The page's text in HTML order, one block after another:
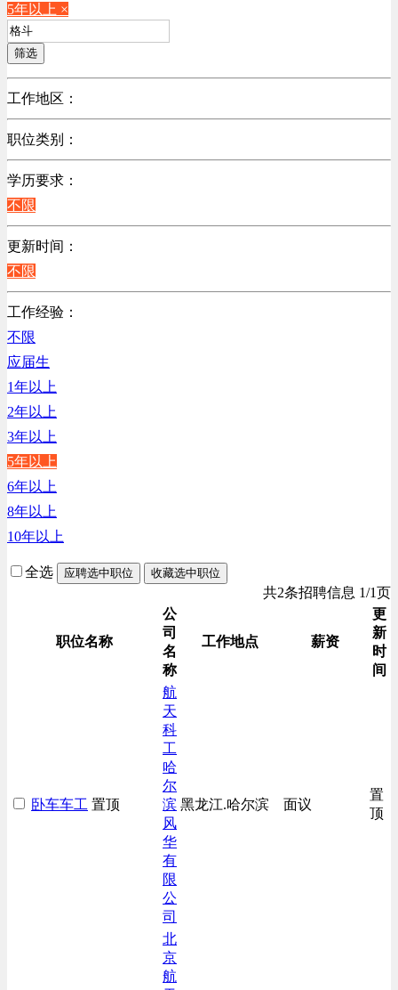
5年以上 ×
筛选
工作地区：
不限
职位类别：
不限
学历要求：
不限
更新时间：
不限
工作经验：
不限
应届生
1年以上
2年以上
3年以上
5年以上
6年以上
8年以上
10年以上
全选 应聘选中职位 收藏选中职位
共2条招聘信息 1/1页
职位名称
公
司
名
称
工作地点 薪资
更
新
时
间
卧车车工 置顶
航
天
科
工
哈
尔
滨
风
华
有
限
公
司
黑龙江.哈尔滨 面议
置
顶
北
京
航